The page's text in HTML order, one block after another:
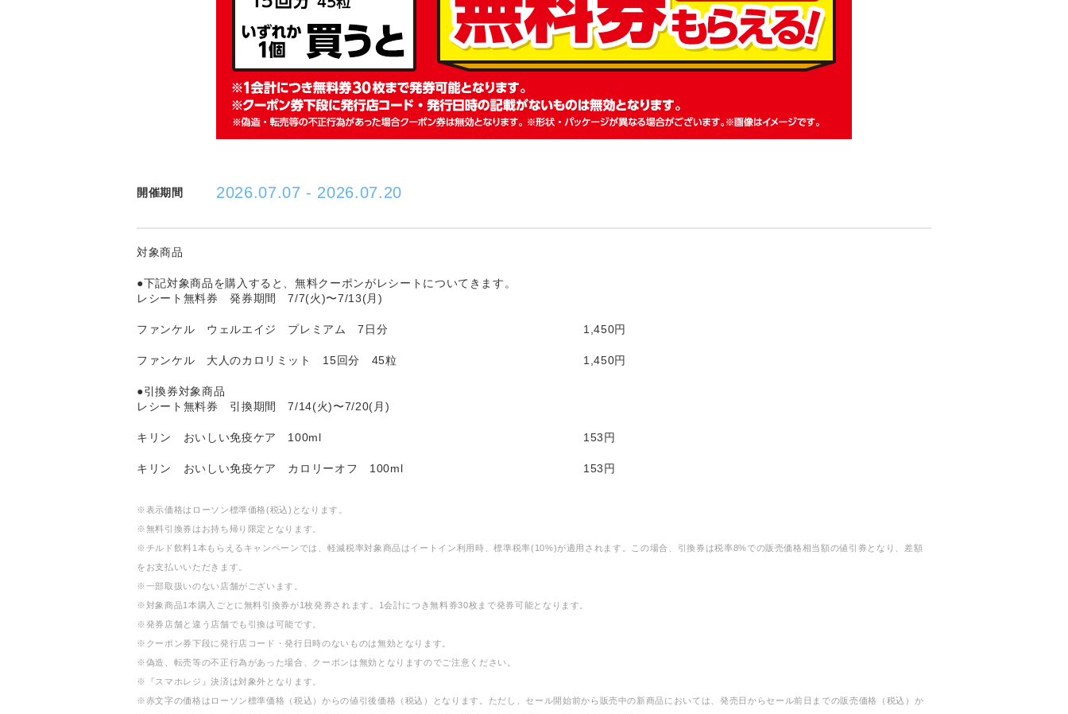
開催期間 2026.07.07 - 2026.07.20
対象商品
●下記対象商品を購入すると、無料クーポンがレシートについてきます。
レシート無料券 発券期間 7/7(火)〜7/13(月)
ファンケル ウェルエイジ プレミアム 7日分 1,450円
ファンケル 大人のカロリミット 15回分 45粒 1,450円
●引換券対象商品
レシート無料券 引換期間 7/14(火)〜7/20(月)
キリン おいしい免疫ケア 100ml 153円
キリン おいしい免疫ケア カロリーオフ 100ml 153円
※表示価格はローソン標準価格(税込)となります。
※無料引換券はお持ち帰り限定となります。
※チルド飲料1本もらえるキャンペーンでは、軽減税率対象商品はイートイン利用時、標準税率(10%)が適用されます。この場合、引換券は税率8%での販売価格相当額の値引券となり、差額
をお支払いいただきます。
※一部取扱いのない店舗がございます。
※対象商品1本購入ごとに無料引換券が1枚発券されます。1会計につき無料券30枚まで発券可能となります。
※発券店舗と違う店舗でも引換は可能です。
※クーポン券下段に発行店コード・発行日時のないものは無効となります。
※偽造、転売等の不正行為があった場合、クーポンは無効となりますのでご注意ください。
※『スマホレジ』決済は対象外となります。
※赤文字の価格はローソン標準価格（税込）からの値引後価格（税込）となります。ただし、セール開始前から販売中の新商品においては、発売日からセール前日までの販売価格（税込）か